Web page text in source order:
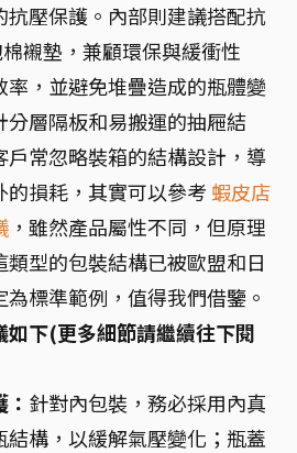
壓保護。內部則建議搭配抗
襯墊，兼顧環保與緩衝性
，並避免堆疊造成的瓶體變
層隔板和易搬運的抽屜結
戶常忽略裝箱的結構設計，導
損耗，其實可以參考 蝦皮店
，雖然產品屬性不同，但原理
型的包裝結構已被歐盟和日
標準範例，值得我們借鑒。
如下(更多細節請繼續往下閱
針對內包裝，務必採用內真
構，以緩解氣壓變化；瓶蓋